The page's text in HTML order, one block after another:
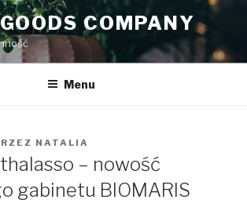
COMPANY
Menu
NATALIA
– nowość
gabinetu BIOMARIS